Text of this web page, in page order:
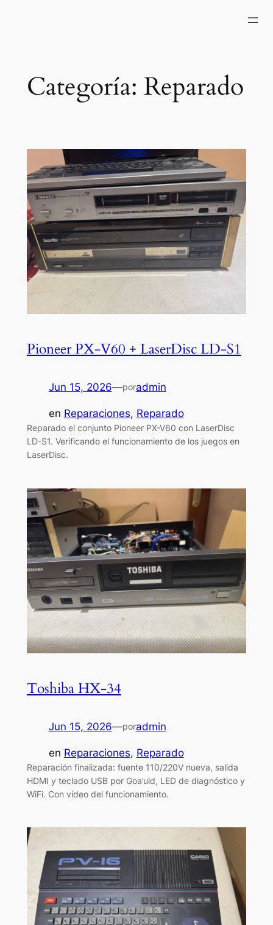
Categoría: Reparado
Pioneer PX-V60 + LaserDisc LD-S1
Jun 15, 2026—poradmin
en Reparaciones, Reparado
Reparado el conjunto Pioneer PX-V60 con LaserDisc
LD-S1. Verificando el funcionamiento de los juegos en
LaserDisc.
Toshiba HX-34
Jun 15, 2026—poradmin
en Reparaciones, Reparado
Reparación finalizada: fuente 110/220V nueva, salida
HDMI y teclado USB por Goa’uld, LED de diagnóstico y
WiFi. Con vídeo del funcionamiento.